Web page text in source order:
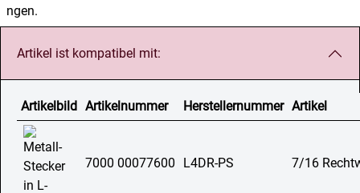
Artikel ist kompatibel mit:
Artikelbild Artikelnummer Herstellernummer Artikel
7000 00077600 L4DR-PS 7/16